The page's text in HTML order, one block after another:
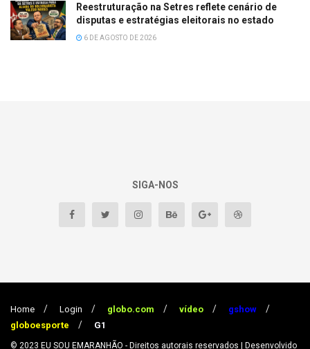
Reestruturação na Setres reflete cenário de
disputas e estratégias eleitorais no estado
6 DE AGOSTO DE 2026
SIGA-NOS
Home Login globo.com vídeo
gshow
globoesporte
G1
© 2023 EU SOU EMARANHÃO - Direitos autorais reservados | Desenvolvido